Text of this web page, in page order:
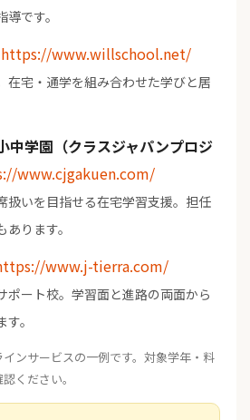
です。
https://www.willschool.net/
在宅・通学を組み合わせた学びと居
中学園（クラスジャパンプロジ
www.cjgakuen.com/
扱いを目指せる在宅学習支援。担任
ります。
www.j-tierra.com/
ポート校。学習面と進路の両面から
。
ンサービスの一例です。対象学年・料
ください。